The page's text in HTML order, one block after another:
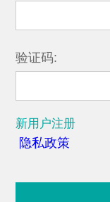
验证码:
新用户注册
隐私政策